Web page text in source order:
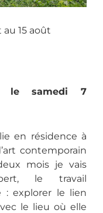
15 août
le samedi 7
en résidence à
contemporain
mois je vais
le travail
: explorer le lien
le lieu où elle